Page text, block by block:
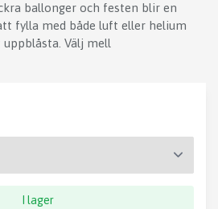
ballonger och festen blir en
fylla med både luft eller helium
Välj mell
I lager